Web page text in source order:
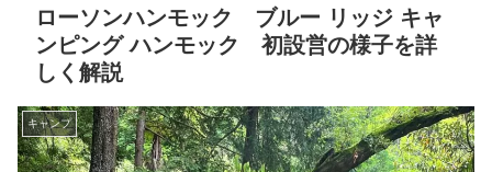
ローソンハンモック ブルー リッジ キャ
ンピング ハンモック 初設営の様子を詳
しく解説
キャンプ